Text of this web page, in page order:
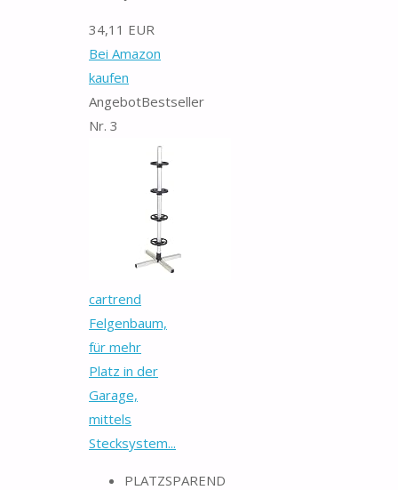
34,11 EUR
Bei Amazon
kaufen
AngebotBestseller
Nr. 3
cartrend
Felgenbaum,
für mehr
Platz in der
Garage,
mittels
Stecksystem...
PLATZSPAREND